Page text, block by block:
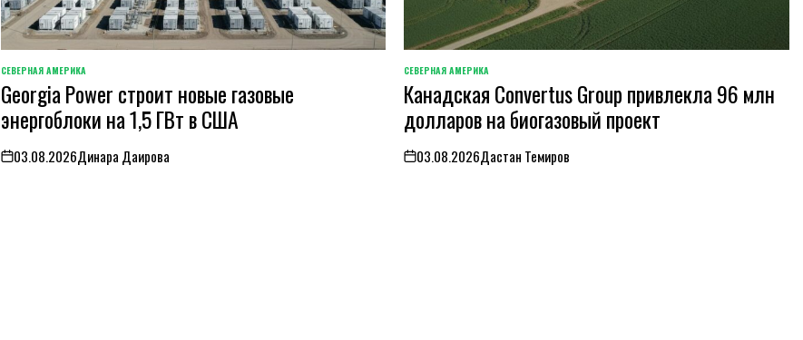
ОПУБЛИКОВАНО
В
СЕВЕРНАЯ АМЕРИКА
Georgia Power строит новые газовые
энергоблоки на 1,5 ГВт в США
on03.08.2026Динара Даирова
ОПУБЛИКОВАНО
В
СЕВЕРНАЯ АМЕРИКА
Канадская Convertus Group привлекла 96 млн
долларов на биогазовый проект
on03.08.2026Дастан Темиров